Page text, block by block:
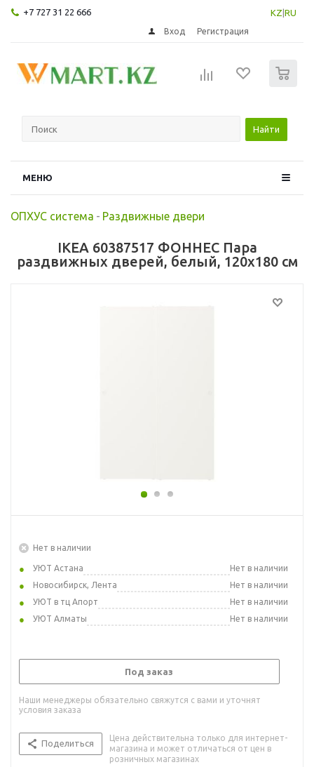
+7 727 31 22 666 KZ RU
Вход Регистрация
Найти
МЕНЮ
ОПХУС система - Раздвижные двери
IKEA 60387517 ФОННЕС Пара
раздвижных дверей, белый, 120x180 см
Нет в наличии
УЮТ Астана
Нет в наличии
Новосибирск, Лента
Нет в наличии
УЮТ в тц Апорт
Нет в наличии
УЮТ Алматы
Нет в наличии
Под заказ
Наши менеджеры обязательно свяжутся с вами и уточнят
условия заказа
Поделиться
Цена действительна только для интернет-
магазина и может отличаться от цен в
розничных магазинах